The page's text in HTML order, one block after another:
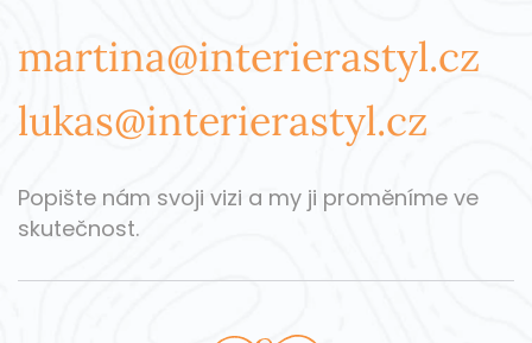
martina@interierastyl.cz
lukas@interierastyl.cz
Popište nám svoji vizi a my ji proměníme ve
skutečnost.